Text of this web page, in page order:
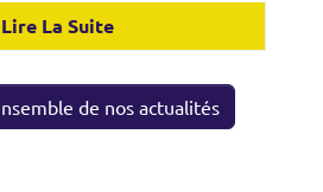
Lire La Suite
de nos actualités